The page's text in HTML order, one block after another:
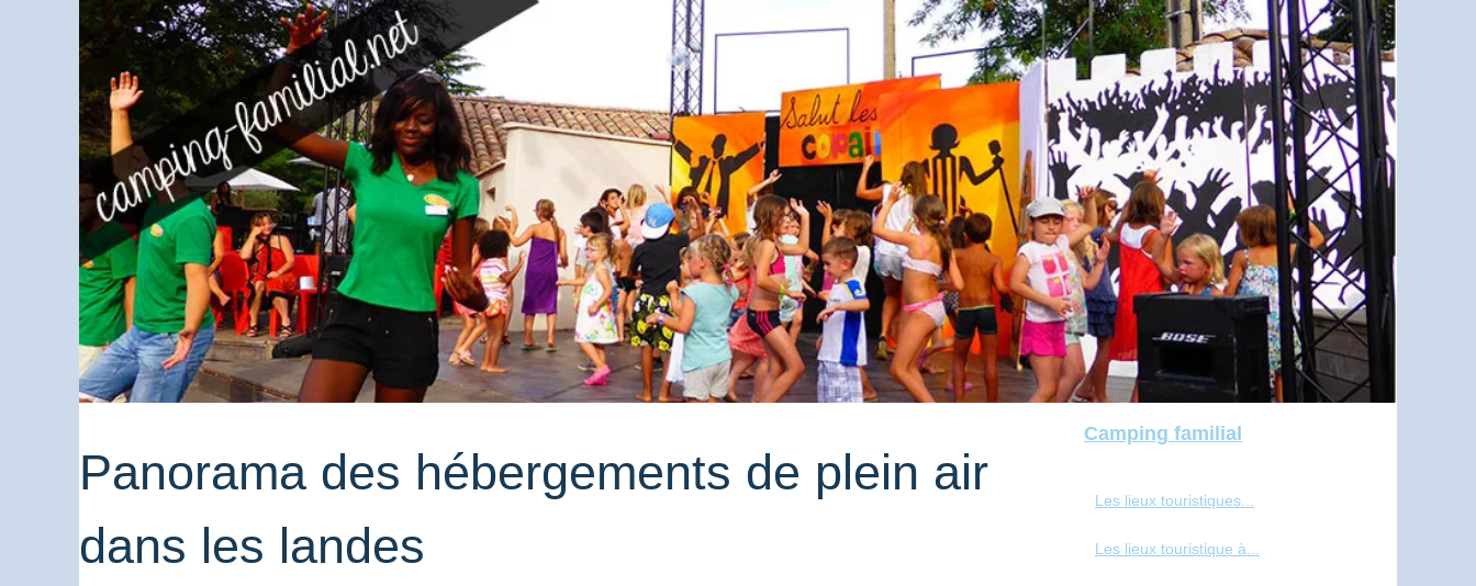
Panorama des hébergements de plein air
dans les landes
Camping familial
Les lieux touristiques...
Les lieux touristique à...